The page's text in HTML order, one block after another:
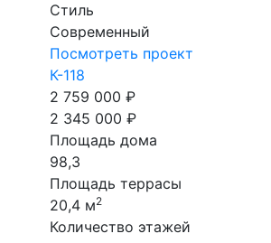
Стиль
Современный
Посмотреть проект
К-118
2 759 000 ₽
2 345 000 ₽
Площадь дома
98,3
Площадь террасы
20,4 м2
Количество этажей